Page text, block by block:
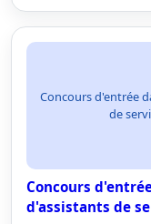
Concours d'entrée
de
Concours
d'assistants de